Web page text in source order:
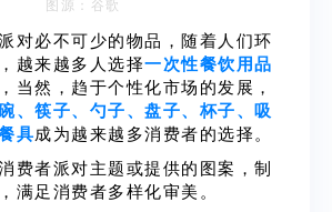
图源：谷歌
对必不可少的物品，随着人们环
越来越多人选择一次性餐饮用品
当然，趋于个性化市场的发展，
、筷子、勺子、盘子、杯子、吸
具成为越来越多消费者的选择。
费者派对主题或提供的图案，制
满足消费者多样化审美。